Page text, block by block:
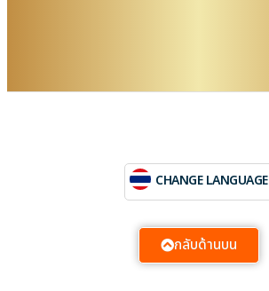
CHANGE LANGUAGE
กลับด้านบน